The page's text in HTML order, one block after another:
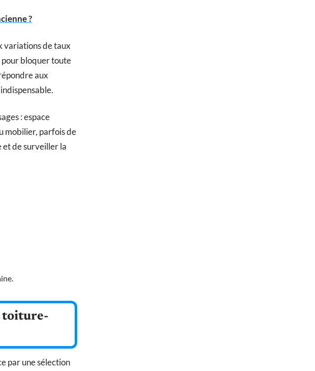
?
variations de taux
pour bloquer toute
aux
: espace
mobilier, parfois de
de surveiller la
toiture-
par une sélection